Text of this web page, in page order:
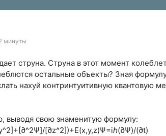
минуты
струна. Струна в этот момент
остальные объекты? Зная
нахуй контринтуитивную квантовую
выводя свою знаменитую формулу:
[∂z^2])+E(x,y,z)Ψ=iℏ(∂Ψ)/(∂t)